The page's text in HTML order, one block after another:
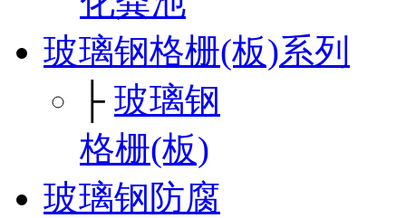
玻璃钢格栅(板)系列
├ 玻璃钢
格栅(板)
玻璃钢防腐